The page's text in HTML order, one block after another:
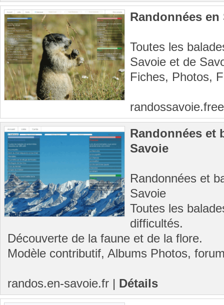
Randonnées en
Toutes les
Savoie et de
Fiches, Photos,
Randonnées et
Savoie
Randonnées et
Savoie
Toutes les
difficultés.
Découverte de la faune et de la flore.
Modèle contributif, Albums Photos,
randos.en-savoie.fr | Détails